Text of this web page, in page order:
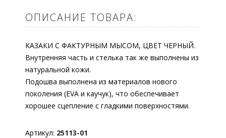
ОПИСАНИЕ ТОВАРА:
КАЗАКИ С ФАКТУРНЫМ МЫСОМ, ЦВЕТ ЧЕРНЫЙ.
Внутренняя часть и стелька так же выполнены из
натуральной кожи.
Подошва выполнена из материалов нового
поколения (EVA и каучук), что обеспечивает
хорошее сцепление с гладкими поверхностями.
Артикул: 25113-01